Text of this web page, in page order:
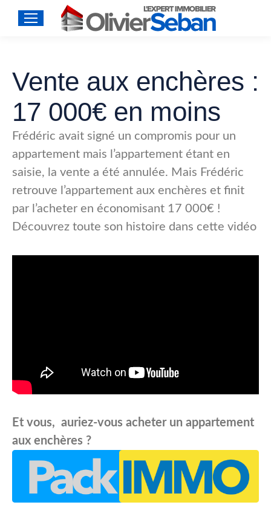
Vente aux enchères :
17 000€ en moins
Frédéric avait signé un compromis pour un
appartement mais l’appartement étant en
saisie, la vente a été annulée. Mais Frédéric
retrouve l’appartement aux enchères et finit
par l’acheter en économisant 17 000€ !
Découvrez toute son histoire dans cette vidéo
Et vous, auriez-vous acheter un appartement
aux enchères ?